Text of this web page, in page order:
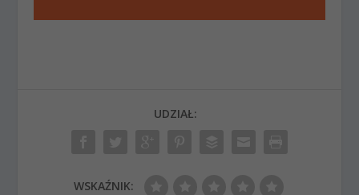
UDZIAŁ:
WSKAŹNIK: